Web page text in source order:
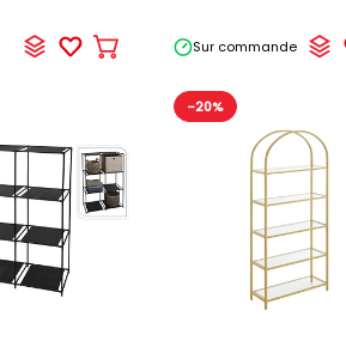
Ajouter Sur commande
-20%